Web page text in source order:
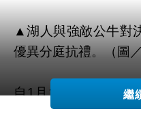
▲湖人與強敵公牛對
優異分庭抗禮。（圖
自1月10日擊敗魔術
吞本世紀最長「9連
繼